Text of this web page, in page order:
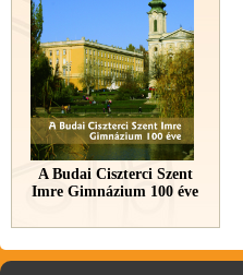
A Budai Ciszterci Szent
Imre Gimnázium 100 éve